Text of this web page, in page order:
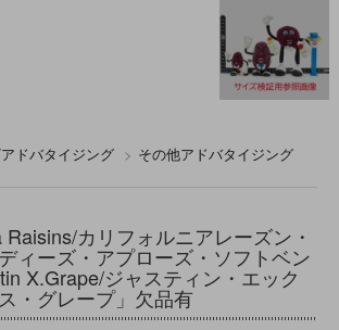
ドバタイジング > その他アドバタイジング
カリフォルニアレーズン・
ィーズ・アプローズ・ソフトベン
X.Grape/ジャスティン・エック
ス・グレープ」欠品有